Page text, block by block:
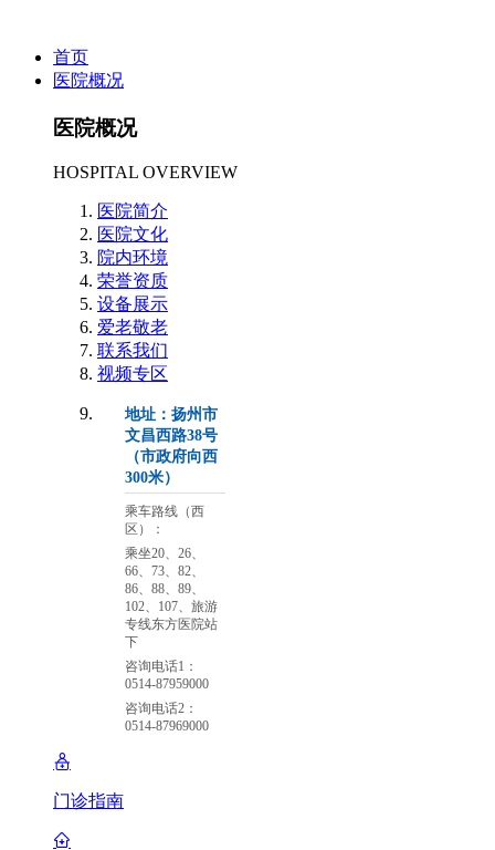
首页
医院概况
医院概况
HOSPITAL OVERVIEW
医院简介
医院文化
院内环境
荣誉资质
设备展示
爱老敬老
联系我们
视频专区
地址：扬州市
文昌西路38号
（市政府向西
300米）
乘车路线（西
区）：
乘坐20、26、
66、73、82、
86、88、89、
102、107、旅游
专线东方医院站
下
咨询电话1：
0514-87959000
咨询电话2：
0514-87969000
门诊指南